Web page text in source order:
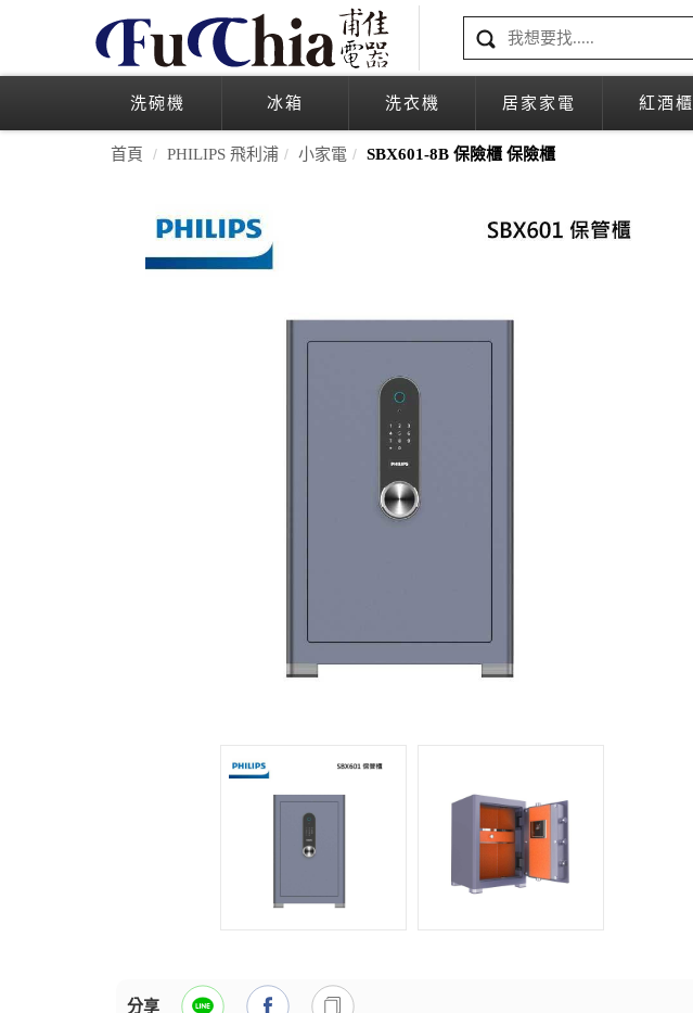
洗碗機 冰箱 洗衣機 居家家電 紅酒櫃
首頁 PHILIPS 飛利浦 小家電 SBX601-8B 保險櫃 保險櫃
分享